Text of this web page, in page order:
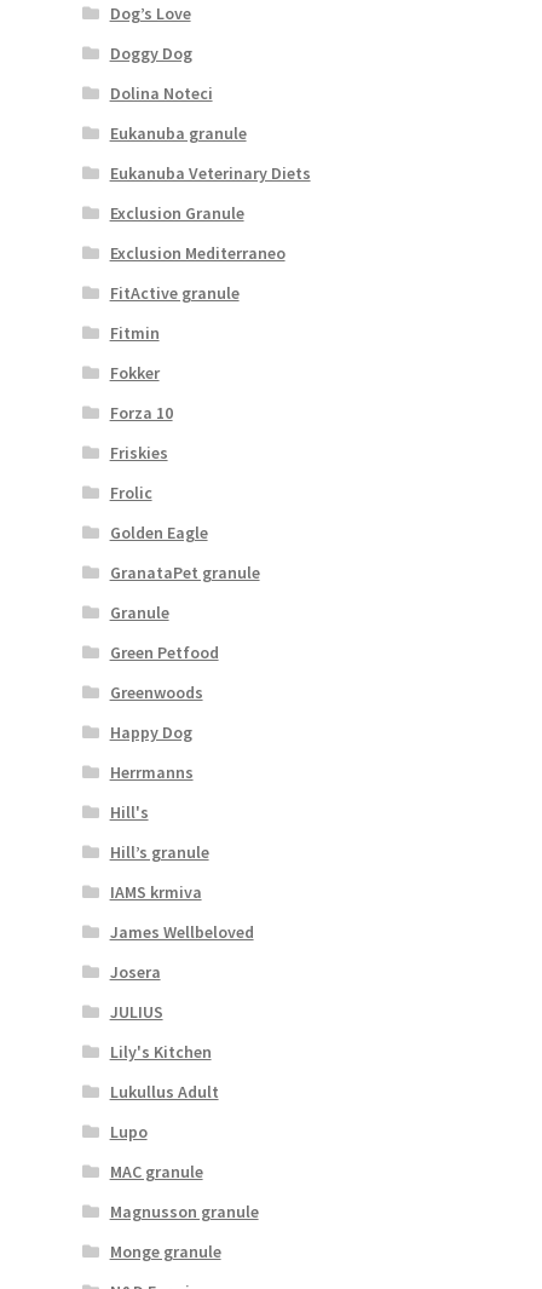
Dog’s Love
Doggy Dog
Dolina Noteci
Eukanuba granule
Eukanuba Veterinary Diets
Exclusion Granule
Exclusion Mediterraneo
FitActive granule
Fitmin
Fokker
Forza 10
Friskies
Frolic
Golden Eagle
GranataPet granule
Granule
Green Petfood
Greenwoods
Happy Dog
Herrmanns
Hill's
Hill’s granule
IAMS krmiva
James Wellbeloved
Josera
JULIUS
Lily's Kitchen
Lukullus Adult
Lupo
MAC granule
Magnusson granule
Monge granule